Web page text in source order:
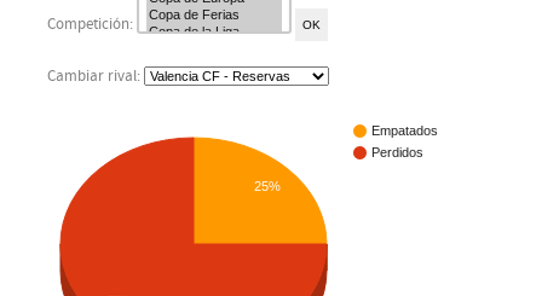
Competición:
Cambiar rival:
Empatados
Perdidos
25%